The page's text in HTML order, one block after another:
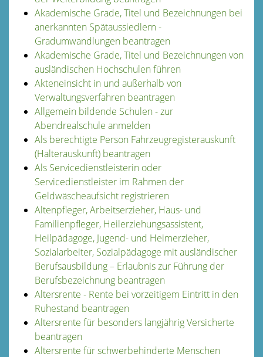
Akademische Grade, Titel und Bezeichnungen bei
anerkannten Spätaussiedlern -
Gradumwandlungen beantragen
Akademische Grade, Titel und Bezeichnungen von
ausländischen Hochschulen führen
Akteneinsicht in und außerhalb von
Verwaltungsverfahren beantragen
Allgemein bildende Schulen - zur
Abendrealschule anmelden
Als berechtigte Person Fahrzeugregisterauskunft
(Halterauskunft) beantragen
Als Servicedienstleisterin oder
Servicedienstleister im Rahmen der
Geldwäscheaufsicht registrieren
Altenpfleger, Arbeitserzieher, Haus- und
Familienpfleger, Heilerziehungsassistent,
Heilpädagoge, Jugend- und Heimerzieher,
Sozialarbeiter, Sozialpädagoge mit ausländischer
Berufsausbildung – Erlaubnis zur Führung der
Berufsbezeichnung beantragen
Altersrente - Rente bei vorzeitigem Eintritt in den
Ruhestand beantragen
Altersrente für besonders langjährig Versicherte
beantragen
Altersrente für schwerbehinderte Menschen